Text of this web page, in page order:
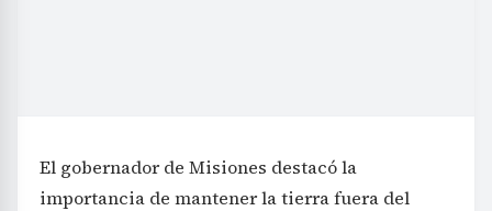
El gobernador de Misiones destacó la
importancia de mantener la tierra fuera del